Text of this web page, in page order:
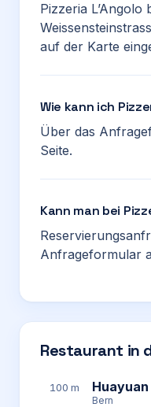
Pizzeria
auf der Karte
Wie kann ich
Über das
Seite.
Kann man bei
Anfrageformular
Restaurant in
100 m Huayuan
Bern